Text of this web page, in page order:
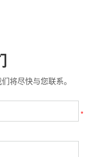
将尽快与您联系。
*